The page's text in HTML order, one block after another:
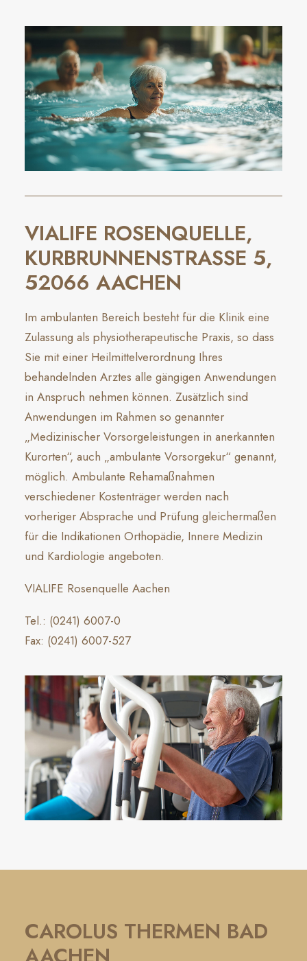
VIALIFE ROSENQUELLE,
KURBRUNNENSTRASSE 5, 5
2066 AACHEN
Im ambulanten Bereich besteht für die Klinik eine
Zulassung als physiotherapeutische Praxis, so dass
Sie mit einer Heilmittelverordnung Ihres
behandelnden Arztes alle gängigen Anwendungen
in Anspruch nehmen können. Zusätzlich sind
Anwendungen im Rahmen so genannter
„Medizinischer Vorsorgeleistungen in anerkannten
Kurorten“, auch „ambulante Vorsorgekur“ genannt,
möglich. Ambulante Rehamaßnahmen
verschiedener Kostenträger werden nach
vorheriger Absprache und Prüfung gleichermaßen
für die Indikationen Orthopädie, Innere Medizin
und Kardiologie angeboten.
VIALIFE Rosenquelle Aachen
Tel.: (0241) 6007-0
Fax: (0241) 6007-527
CAROLUS THERMEN BAD